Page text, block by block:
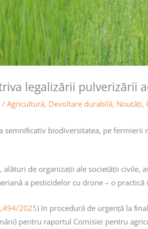
legalizării pulverizării
/ Agricultură, Devoltare durabilă, Noutăţi,
semniﬁcativ biodiversitatea, pe
de organizații ale societății civile,
a pesticidelor cu drone – o
2025) în procedură de urgență la
pentru raportul Comisiei pentru